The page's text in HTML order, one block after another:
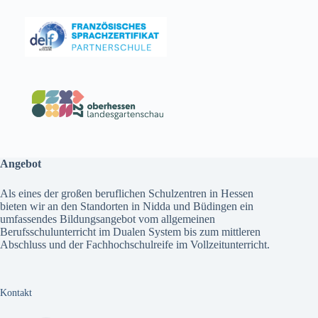
Angebot
Als eines der großen beruflichen Schulzentren in Hessen
bieten wir an den Standorten in Nidda und Büdingen ein
umfassendes Bildungsangebotvom allgemeinen
Berufsschulunterricht im Dualen System bis zum mittleren
Abschluss und der Fachhochschulreife im Vollzeitunterricht.
Kontakt